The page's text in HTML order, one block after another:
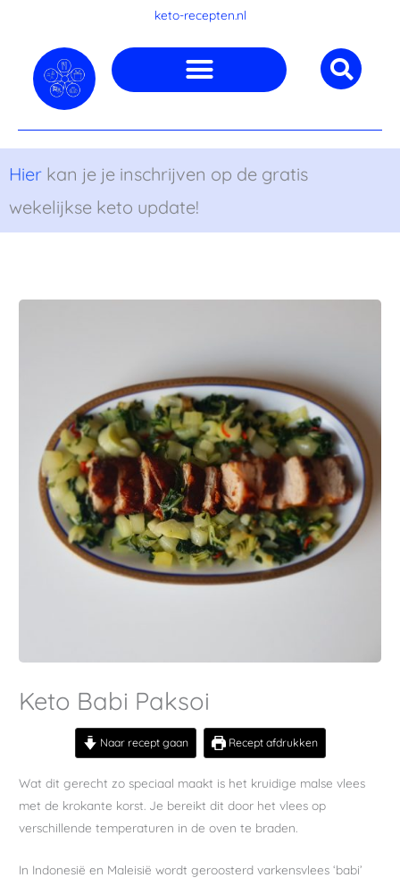
inhoud
keto-recepten.nl
Hier kan je je inschrijven op de gratis
wekelijkse keto update!
Keto Babi Paksoi
Naar recept gaan Recept afdrukken
Wat dit gerecht zo speciaal maakt is het kruidige malse vlees
met de krokante korst. Je bereikt dit door het vlees op
verschillende temperaturen in de oven te braden.
In Indonesië en Maleisië wordt geroosterd varkensvlees ‘babi’